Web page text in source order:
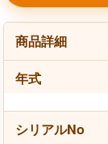
商品詳細
年式
シリアルNo